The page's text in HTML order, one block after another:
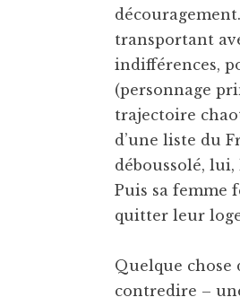
transportant
indifférences,
(personnage
trajectoire
d’une liste du
déboussolé,
Puis sa femme
quitter leur
Quelque chose
contredire –